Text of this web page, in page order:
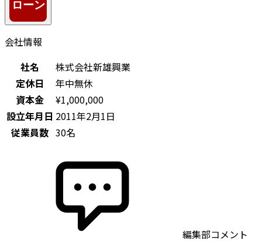
会社情報
社名
株式会社新雄興業
定休日
年中無休
資本金
¥1,000,000
設立年月日 2011年2月1日
従業員数 30名
編集部コメント